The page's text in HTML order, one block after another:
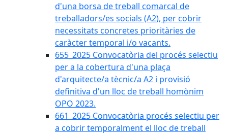
d'una borsa de treball comarcal de
treballadors/es socials (A2), per cobrir
necessitats concretes prioritàries de
caràcter temporal i/o vacants.
655_2025 Convocatòria del procés selectiu
per a la cobertura d'una plaça
d'arquitecte/a tècnic/a A2 i provisió
definitiva d'un lloc de treball homònim
OPO 2023.
661_2025 Convocatòria procés selectiu per
a cobrir temporalment el lloc de treball